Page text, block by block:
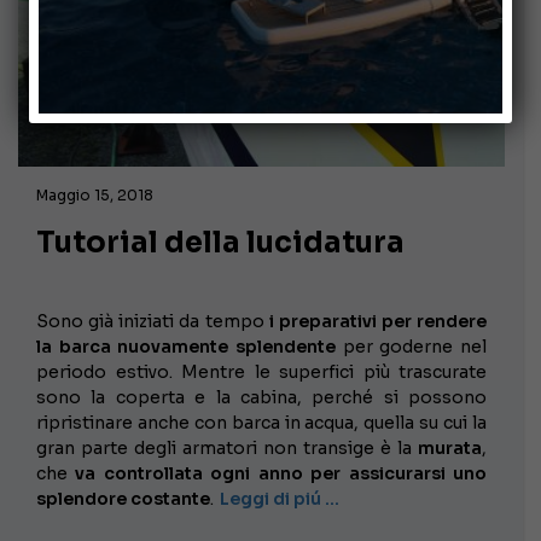
Maggio 15, 2018
Tutorial della lucidatura
Sono già iniziati da tempo i preparativi per rendere
la barca nuovamente splendente per goderne nel
periodo estivo. Mentre le superfici più trascurate
sono la coperta e la cabina, perché si possono
ripristinare anche con barca in acqua, quella su cui la
gran parte degli armatori non transige è la murata,
che va controllata ogni anno per assicurarsi uno
splendore costante. Leggi di piú …